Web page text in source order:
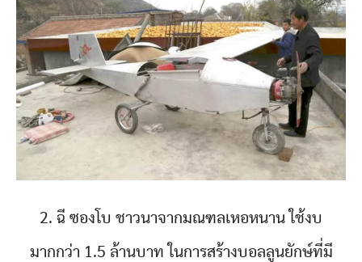
2. ฉี ซองโบ ชาวนาจากมณฑลเหอหนาน ใช้งบ
มากกว่า 1.5 ล้านบาท ในการสร้างบอลลูนยักษ์ที่มี